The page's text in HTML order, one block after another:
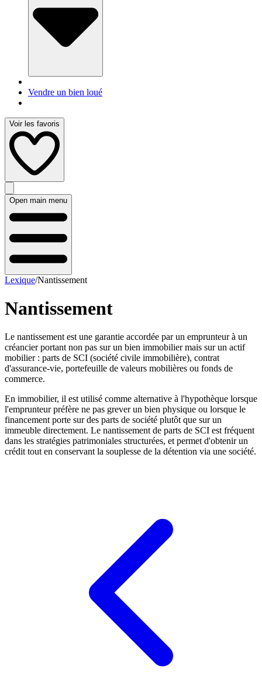
Vendre un bien loué
Voir les favoris
Open main menu
Lexique/Nantissement
Nantissement
Le nantissement est une garantie accordée par un emprunteur à un
créancier portant non pas sur un bien immobilier mais sur un actif
mobilier : parts de SCI (société civile immobilière), contrat
d'assurance-vie, portefeuille de valeurs mobilières ou fonds de
commerce.
En immobilier, il est utilisé comme alternative à l'hypothèque lorsque
l'emprunteur préfère ne pas grever un bien physique ou lorsque le
financement porte sur des parts de société plutôt que sur un
immeuble directement. Le nantissement de parts de SCI est fréquent
dans les stratégies patrimoniales structurées, et permet d'obtenir un
crédit tout en conservant la souplesse de la détention via une société.